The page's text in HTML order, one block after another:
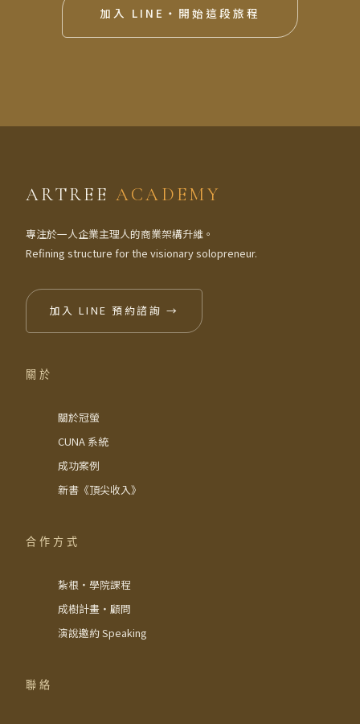
加入 LINE・開始這段旅程
ARTREE ACADEMY
專注於一人企業主理人的商業架構升維。
Refining structure for the visionary solopreneur.
加入 LINE 預約諮詢 →
關於
關於冠螢
CUNA 系統
成功案例
新書《頂尖收入》
合作方式
紮根・學院課程
成樹計畫・顧問
演說邀約 Speaking
聯絡